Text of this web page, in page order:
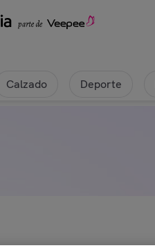
Calzado Deporte